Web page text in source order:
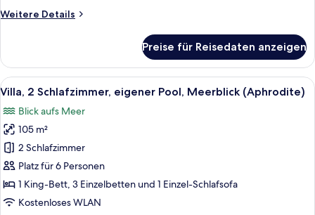
(Erotas)
Weitere Details
Weitere
1
Schlafzimmer,
eigener
Meerblick
(Erotas)
Preise für Reisedaten anzeigen
Alle
Fotos
für
Villa,
2 Schlafzimmer,
eigener
Pool,
Meerblick
Ein Pool mit Meerblick, ein Bett mit
50
Villa, 2 Schlafzimmer, eigener Pool, Meerblick (Aphrodite)
Blick aufs Meer
105 m²
2 Schlafzimmer
Platz für 6 Personen
1 King-Bett, 3 Einzelbetten und 1 Einzel-Schlafsofa
Kostenloses WLAN